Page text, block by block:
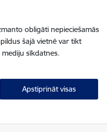
obligāti nepieciešamās
šajā vietnē var tikt
sīkdatnes.
Apstiprināt visas